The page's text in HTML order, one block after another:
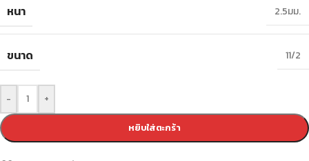
หนา 2.5มม.
ขนาด 11/2
- +
หยิบใส่ตะกร้า